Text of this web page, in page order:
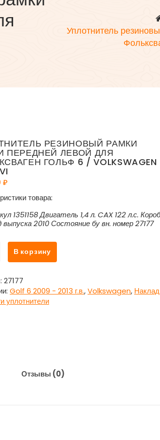
Уплотнитель
РЕЗИНОВЫЙ РАМКИ
ПЕРЕДНЕЙ ЛЕВОЙ ДЛЯ
ГОЛЬФ 6 / VOLKSWAGEN
₽
товара:
1351158 Двигатель 1,4 л. CAX 122 л.с.
выпуска 2010 Состояние бу вн. номер 27177
В корзину
27177
Golf 6 2009 - 2013 г.в.,Volkswagen,
уплотнители
Отзывы (0)